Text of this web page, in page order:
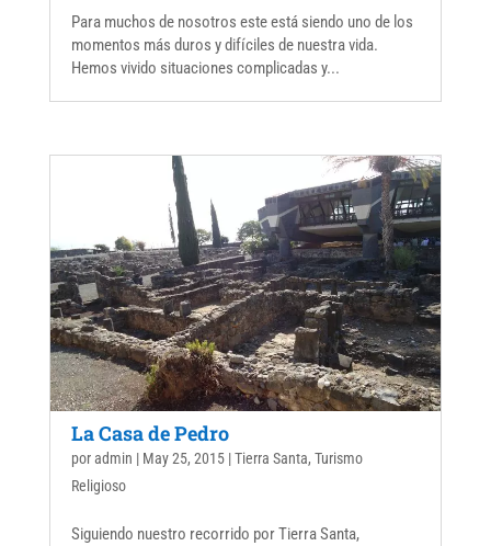
Para muchos de nosotros este está siendo uno de los
momentos más duros y difíciles de nuestra vida.
Hemos vivido situaciones complicadas y...
La Casa de Pedro
poradmin | May 25, 2015|Tierra Santa, Turismo
Religioso
Siguiendo nuestro recorrido por Tierra Santa,